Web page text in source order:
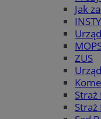
Jak
ZUS
Straż
Straż